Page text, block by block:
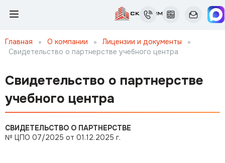
Главная » О компании » Лицензии и документы
»
Свидетельство о партнерстве учебного центра
Свидетельство о партнерстве
учебного центра
СВИДЕТЕЛЬСТВО О ПАРТНЕРСТВЕ
№ ЦПО 07/2025 от 01.12.2025 г.